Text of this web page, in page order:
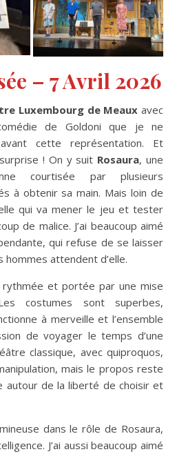
– 7 Avril 2026
Luxembourg de Meaux avec
de Goldoni que je ne
cette représentation. Et
! On y suit Rosaura, une
courtisée par plusieurs
à obtenir sa main. Mais loin de
qui va mener le jeu et tester
de malice. J’ai beaucoup aimé
qui refuse de se laisser
attendent d’elle.
et portée par une mise
costumes sont superbes,
à merveille et l’ensemble
de voyager le temps d’une
classique, avec quiproquos,
mais le propos reste
autour de la liberté de choisir et
dans le rôle de Rosaura,
J’ai aussi beaucoup aimé